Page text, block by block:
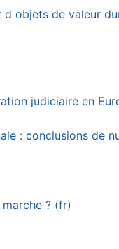
d objets de valeur
judiciaire en
: conclusions de
? (fr)